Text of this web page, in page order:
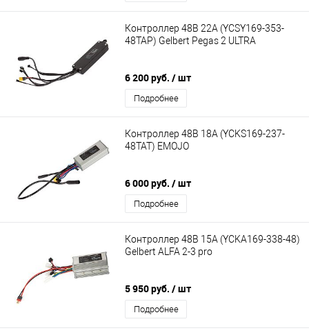
Контроллер 48В 22А (YCSY169-353-
48TAP) Gelbert Pegas 2 ULTRA
6 200 руб. / шт
Подробнее
Контроллер 48В 18А (YCKS169-237-
48TAT) EMOJO
6 000 руб. / шт
Подробнее
Контроллер 48В 15А (YCKA169-338-48)
Gelbert ALFA 2-3 pro
5 950 руб. / шт
Подробнее